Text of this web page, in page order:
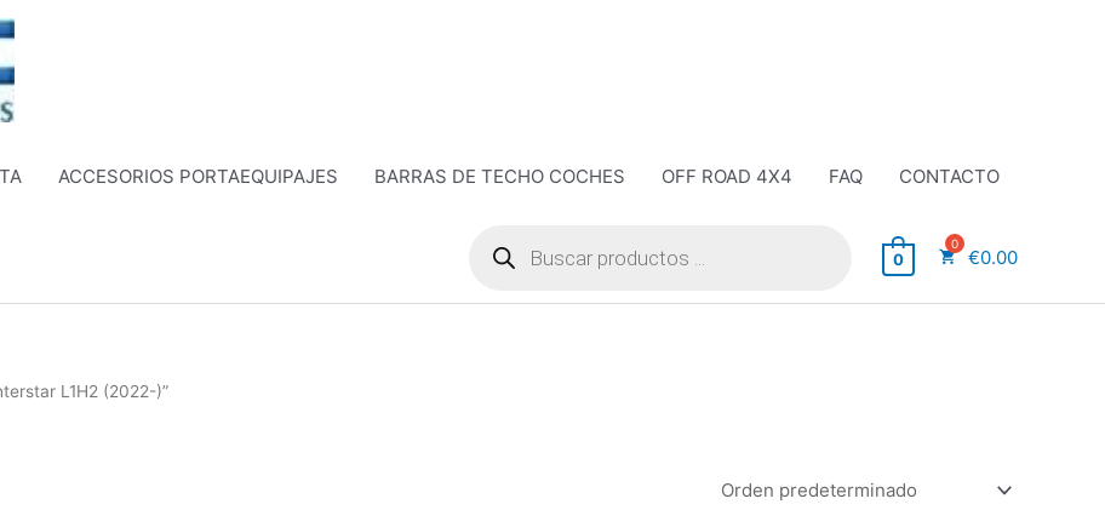
ACCESORIOS PORTAEQUIPAJES BARRAS DE TECHO COCHES OFF ROAD 4X4 FAQ
CONTACTO
productos 0 €0.00
L1H2 (2022-)”